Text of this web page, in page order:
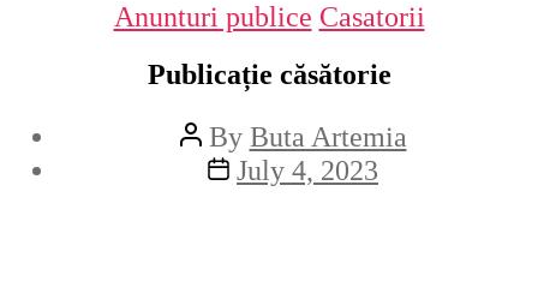
Anunturi publice Casatorii
Publicație căsătorie
By Buta Artemia
July 4, 2023